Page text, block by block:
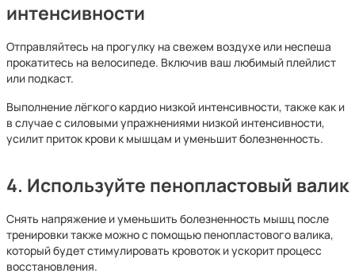
интенсивности
Отправляйтесь на прогулку на свежем воздухе или неспеша
прокатитесь на велосипеде. Включив ваш любимый плейлист
или подкаст.
Выполнение лёгкого кардио низкой интенсивности, также как и
в случае с силовыми упражнениями низкой интенсивности,
усилит приток крови к мышцам и уменьшит болезненность.
4. Используйте пенопластовый валик
Снять напряжение и уменьшить болезненность мышц после
тренировки также можно с помощью пенопластового валика,
который будет стимулировать кровоток и ускорит процесс
восстановления.